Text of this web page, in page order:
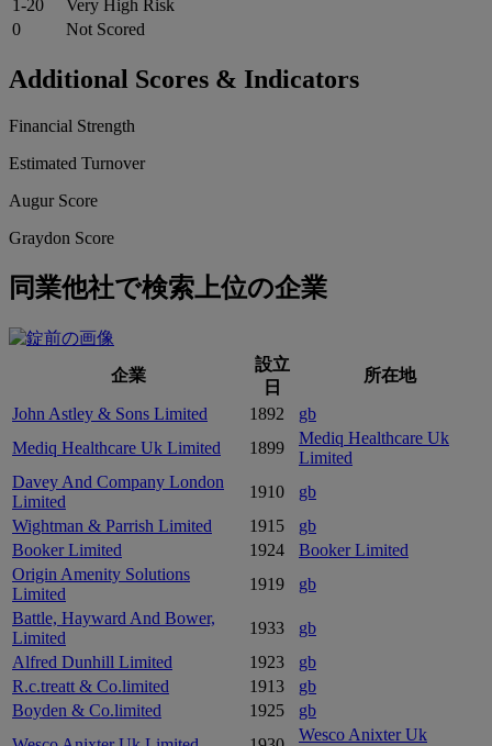
1-20
Very High Risk
0
Not Scored
Additional Scores & Indicators
Financial Strength
Estimated Turnover
Augur Score
Graydon Score
同業他社で検索上位の企業
企業
設立
日
所在地
John Astley & Sons Limited 1892
gb
Mediq Healthcare Uk Limited
1899
Mediq Healthcare Uk
Limited
Davey And Company London
Limited
1910
gb
Wightman & Parrish Limited
1915
gb
Booker Limited
1924
Booker Limited
Origin Amenity Solutions
Limited
1919
gb
Battle, Hayward And Bower,
Limited
1933
gb
Alfred Dunhill Limited
1923
gb
R.c.treatt & Co.limited
1913
gb
Boyden & Co.limited
1925
gb
Wesco Anixter Uk